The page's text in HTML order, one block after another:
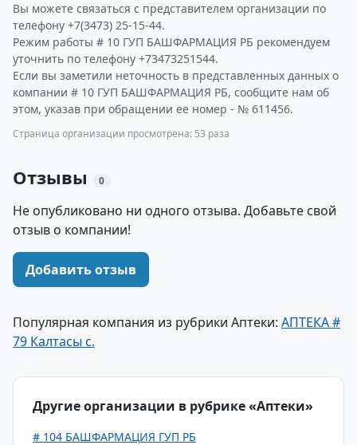
Вы можете связаться с представителем организации по
телефону +7(3473) 25-15-44.
Режим работы # 10 ГУП БАШФАРМАЦИЯ РБ рекомендуем
уточнить по телефону +73473251544.
Если вы заметили неточность в представленных данных о
компании # 10 ГУП БАШФАРМАЦИЯ РБ, сообщите нам об
этом, указав при обращении ее номер - № 611456.
Страница организации просмотрена: 53 раза
Отзывы 0
Не опубликовано ни одного отзыва. Добавьте свой
отзыв о компании!
Добавить отзыв
Популярная компания из рубрики Аптеки: АПТЕКА #
79 Калтасы с.
Другие организации в рубрике «Аптеки»
# 104 БАШФАРМАЦИЯ ГУП РБ